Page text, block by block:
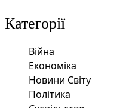
Категорії
Війна
Економіка
Новини Світу
Політика